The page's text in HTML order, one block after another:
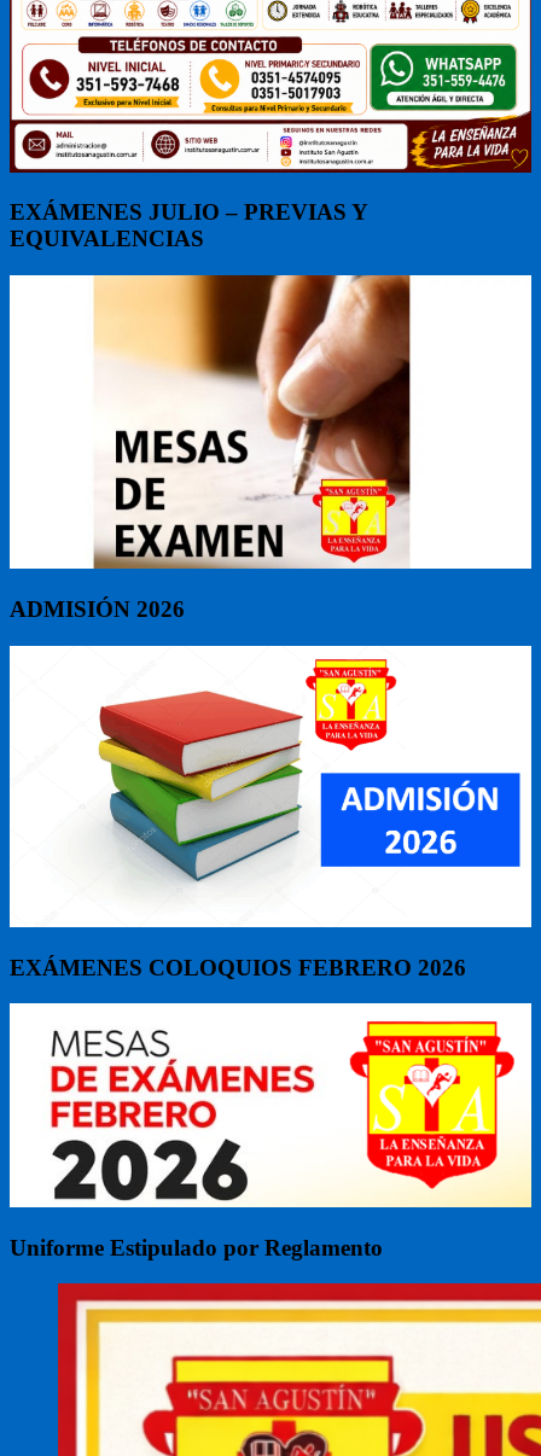
EXÁMENES JULIO – PREVIAS Y
EQUIVALENCIAS
ADMISIÓN 2026
EXÁMENES COLOQUIOS FEBRERO 2026
Uniforme Estipulado por Reglamento